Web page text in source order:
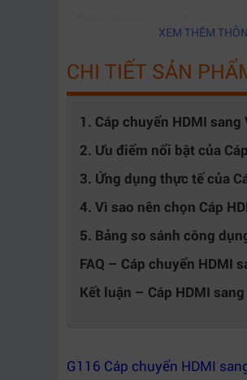
Chất liệu lõi Lõi đồng
Đầu kết nối Mạ chống
Cài đặt Plug & Play,
Vỏ cáp PVC bền bỉ,
Thiết bị tương
thích
Laptop, PC,
màn hình VGA
Ứng dụng
Văn phòng,
chiếu, học
XEM THÊM
CHI TIẾT SẢN
1. Cáp chuyển HDMI
2. Ưu điểm nổi bật của
3. Ứng dụng thực tế của
4. Vì sao nên chọn Cáp
5. Bảng so sánh công
FAQ – Cáp chuyển HDMI
Kết luận – Cáp HDMI
G116 Cáp chuyển HDMI